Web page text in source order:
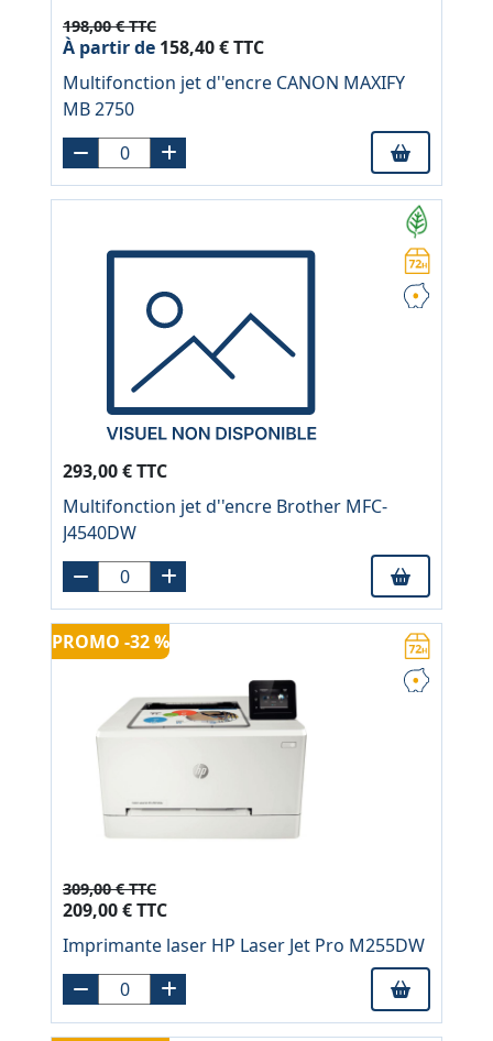
198,00 € TTC
À partir de 158,40 € TTC
Multifonction jet d''encre CANON MAXIFY
MB 2750
293,00 € TTC
Multifonction jet d''encre Brother MFC-
J4540DW
PROMO -32 %
309,00 € TTC
209,00 € TTC
Imprimante laser HP Laser Jet Pro M255DW